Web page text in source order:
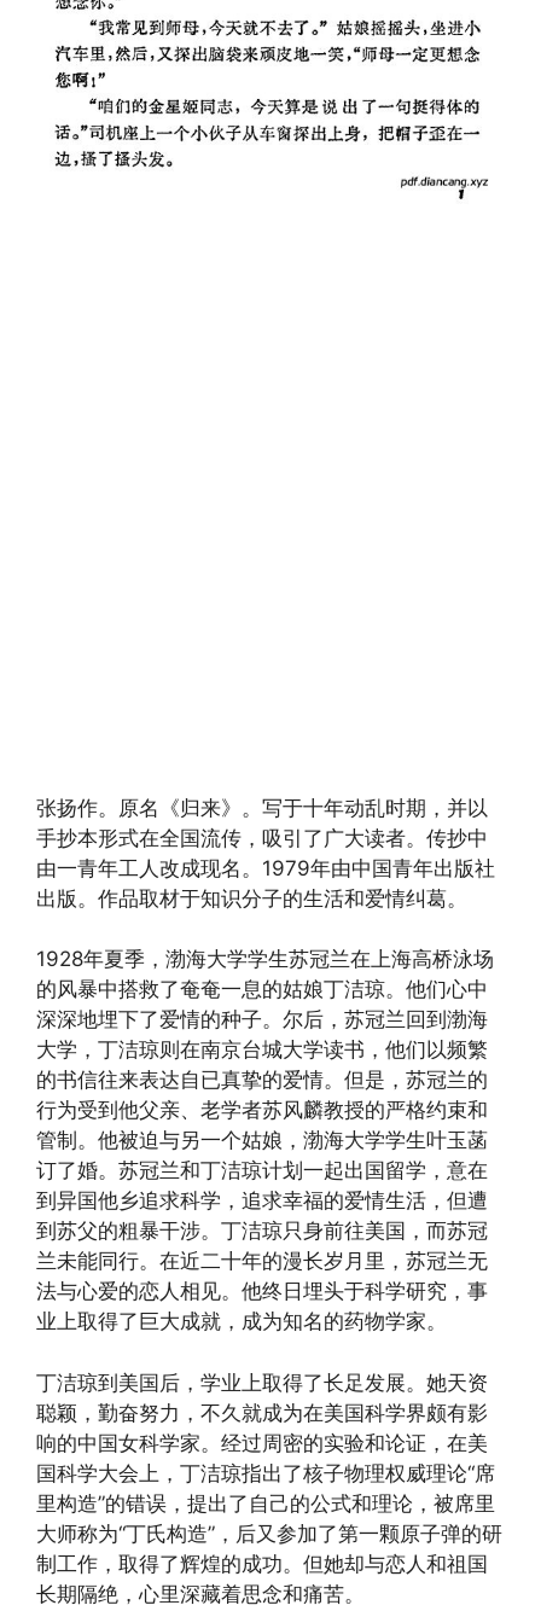
张扬作。原名《归来》。写于十年动乱时期，并以
手抄本形式在全国流传，吸引了广大读者。传抄中
由一青年工人改成现名。1979年由中国青年出版社
出版。作品取材于知识分子的生活和爱情纠葛。
1928年夏季，渤海大学学生苏冠兰在上海高桥泳场
的风暴中搭救了奄奄一息的姑娘丁洁琼。他们心中
深深地埋下了爱情的种子。尔后，苏冠兰回到渤海
大学，丁洁琼则在南京台城大学读书，他们以频繁
的书信往来表达自已真挚的爱情。但是，苏冠兰的
行为受到他父亲、老学者苏风麟教授的严格约束和
管制。他被迫与另一个姑娘，渤海大学学生叶玉菡
订了婚。苏冠兰和丁洁琼计划一起出国留学，意在
到异国他乡追求科学，追求幸福的爱情生活，但遭
到苏父的粗暴干涉。丁洁琼只身前往美国，而苏冠
兰未能同行。在近二十年的漫长岁月里，苏冠兰无
法与心爱的恋人相见。他终日埋头于科学研究，事
业上取得了巨大成就，成为知名的药物学家。
丁洁琼到美国后，学业上取得了长足发展。她天资
聪颖，勤奋努力，不久就成为在美国科学界颇有影
响的中国女科学家。经过周密的实验和论证，在美
国科学大会上，丁洁琼指出了核子物理权威理论“席
里构造”的错误，提出了自己的公式和理论，被席里
大师称为“丁氏构造”，后又参加了第一颗原子弹的研
制工作，取得了辉煌的成功。但她却与恋人和祖国
长期隔绝，心里深藏着思念和痛苦。